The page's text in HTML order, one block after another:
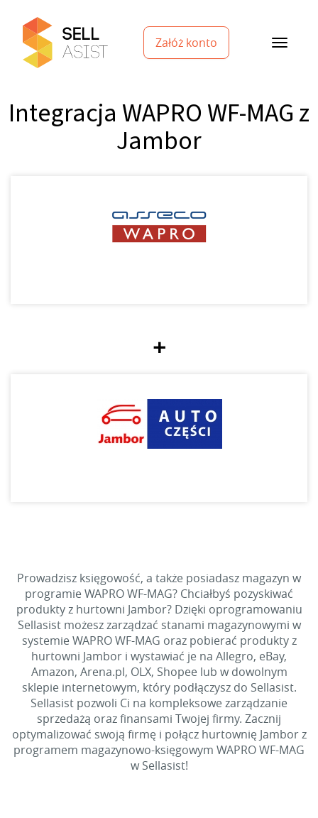
Załóż konto
Integracja WAPRO WF-MAG z
Jambor
+
Prowadzisz księgowość, a także posiadasz magazyn w
programie WAPRO WF-MAG? Chciałbyś pozyskiwać
produkty z hurtowni Jambor? Dzięki oprogramowaniu
Sellasist możesz zarządzać stanami magazynowymi w
systemie WAPRO WF-MAG oraz pobierać produkty z
hurtowni Jambor i wystawiać je na Allegro, eBay,
Amazon, Arena.pl, OLX, Shopee lub w dowolnym
sklepie internetowym, który podłączysz do Sellasist.
Sellasist pozwoli Ci na kompleksowe zarządzanie
sprzedażą oraz finansami Twojej firmy. Zacznij
optymalizować swoją firmę i połącz hurtownię Jambor z
programem magazynowo-księgowym WAPRO WF-MAG
w Sellasist!